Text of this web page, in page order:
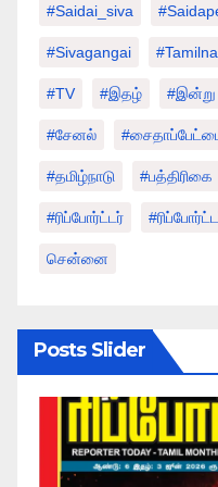
#saidai_siva
#sivagangai
#TV #இதழ் #இன்று
#சேனல்
#தமிழ்நாடு #பத்திரிகை
#ரிப்போர்ட்டர்
சென்னை
Posts Slider